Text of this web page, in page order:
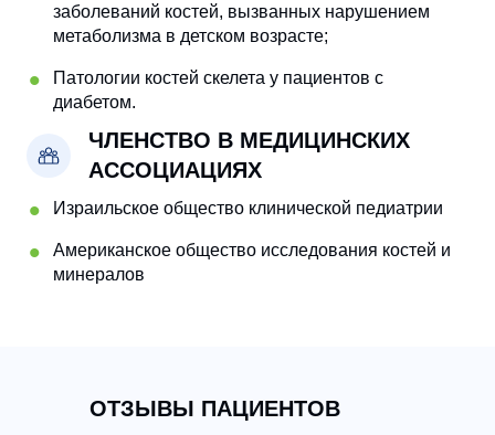
заболеваний костей, вызванных нарушением
метаболизма в детском возрасте;
Патологии костей скелета у пациентов с
диабетом.
ЧЛЕНСТВО В МЕДИЦИНСКИХ
АССОЦИАЦИЯХ
Израильское общество клинической педиатрии
Американское общество исследования костей и
минералов
ОТЗЫВЫ ПАЦИЕНТОВ